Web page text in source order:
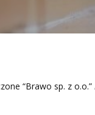
“Brawo sp. z o.o.”